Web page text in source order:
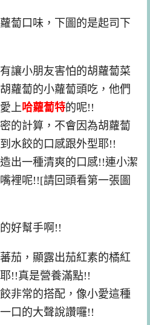
蘿蔔口味，下圖的是起司下
讓小朋友害怕的胡蘿蔔菜
蘿蔔的小蘿蔔頭吃，他們
上哈蘿蔔特的呢!!
的計算，不會因為胡蘿蔔
水餃的口感跟外型耶!!
出一種清爽的口感!!連小潔
裡呢!![請回頭看第一張圖
好幫手啊!!
茄，顯露出茄紅素的橘紅
!!真是營養滿點!!
非常的搭配，像小愛這種
口的大聲說讚囉!!